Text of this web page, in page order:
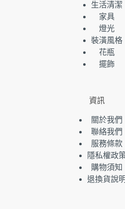
生活清潔
家具
燈光
裝潢風格
花瓶
擺飾
資訊
關於我們
聯絡我們
服務條款
隱私權政
購物須知
退換貨說明